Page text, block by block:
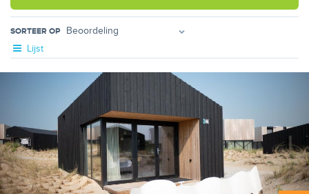
SORTEER OP
Lijst